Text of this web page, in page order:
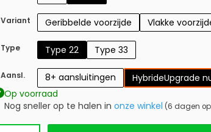
Variant Geribbelde voorzijde Vlakke
Type Type 22 Type 33
Aansl. 8+ aansluitingen HybrideUpgrade
Op voorraad
Nog sneller op te halen in onze winkel (6 dagen